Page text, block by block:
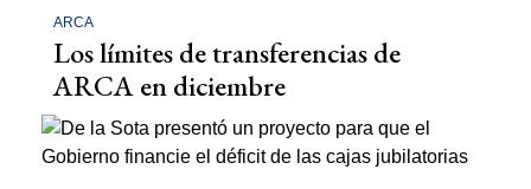
ARCA
Los límites de transferencias de
ARCA en diciembre